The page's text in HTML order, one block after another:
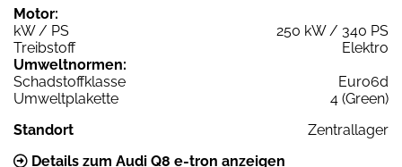
Motor:
kW / PS
250 kW / 340 PS
Treibstoff
Elektro
Umweltnormen:
Schadstoffklasse
Euro6d
Umweltplakette
4 (Green)
Standort
Zentrallager
Details zum Audi Q8 e-tron anzeigen